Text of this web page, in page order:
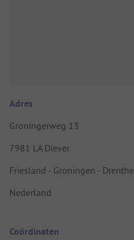
Adres
Groningerweg 13
7981 LA Diever
Friesland - Groningen - Drenthe
Nederland
Coördinaten